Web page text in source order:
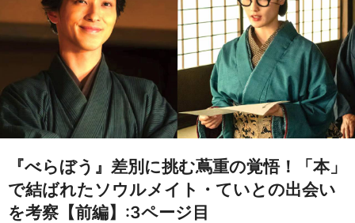
『べらぼう』差別に挑む蔦重の覚悟！「本」
で結ばれたソウルメイト・ていとの出会い
を考察【前編】:3ページ目